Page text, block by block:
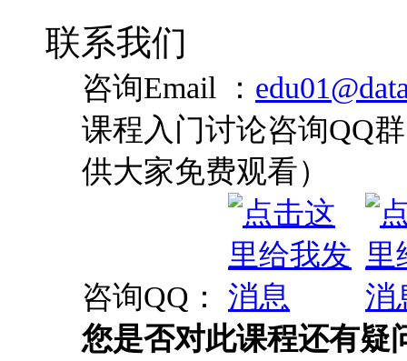
联系我们
咨询Email ：
课程入门讨论咨询QQ
供大家免费观看）
咨询QQ：
您是否对此课程还有疑